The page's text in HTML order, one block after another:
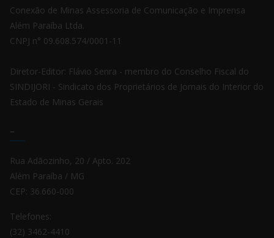
Conexão de Minas Assessoria de Comunicação e Imprensa
Além Paraíba Ltda.
CNPJ n° 09.608.574/0001-11
Diretor-Editor: Flávio Senra - membro do Conselho Fiscal do
SINDIJORI - Sindicato dos Proprietários de Jornais do Interior do
Estado de Minas Gerais
–
Rua Adãozinho, 20 / Apto. 202
Além Paraíba / MG
CEP: 36.660-000
Telefones:
(32) 3462-4410